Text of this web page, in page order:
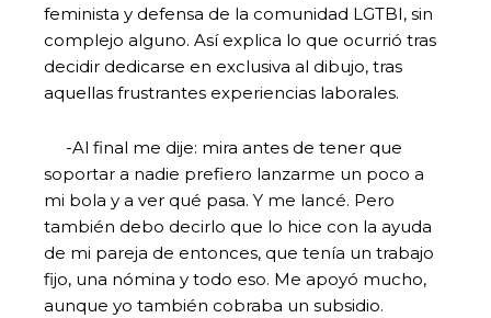
feminista y defensa de la comunidad LGTBI, sin
complejo alguno. Así explica lo que ocurrió tras
decidir dedicarse en exclusiva al dibujo, tras
aquellas frustrantes experiencias laborales.
-Al final me dije: mira antes de tener que
soportar a nadie prefiero lanzarme un poco a
mi bola y a ver qué pasa. Y me lancé. Pero
también debo decirlo que lo hice con la ayuda
de mi pareja de entonces, que tenía un trabajo
fijo, una nómina y todo eso. Me apoyó mucho,
aunque yo también cobraba un subsidio.